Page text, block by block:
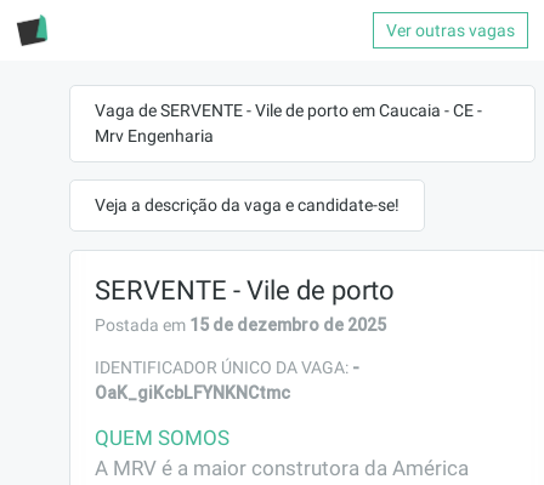
Ver outras vagas
Vaga de SERVENTE - Vile de porto em Caucaia - CE -
Mrv Engenharia
Veja a descrição da vaga e candidate-se!
SERVENTE - Vile de porto
Postada em 15 de dezembro de 2025
IDENTIFICADOR ÚNICO DA VAGA: -
OaK_giKcbLFYNKNCtmc
QUEM SOMOS
A MRV é a maior construtora da América